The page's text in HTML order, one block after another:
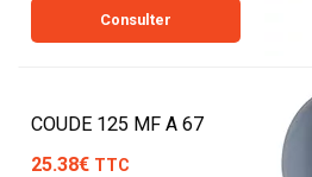
Consulter
COUDE 125 MF A 67
25.38€ TTC